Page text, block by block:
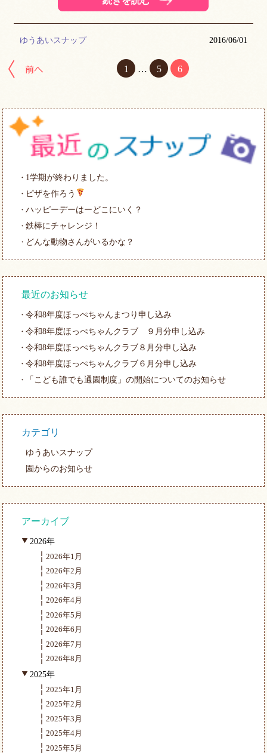
ゆうあいスナップ 2016/06/01
1 … 5 6
1学期が終わりました。
ピザを作ろう
ハッピーデーはーどこにいく？
鉄棒にチャレンジ！
どんな動物さんがいるかな？
最近のお知らせ
令和8年度ほっぺちゃんまつり申し込み
令和8年度ほっぺちゃんクラブ ９月分申し込み
令和8年度ほっぺちゃんクラブ８月分申し込み
令和8年度ほっぺちゃんクラブ６月分申し込み
「こども誰でも通園制度」の開始についてのお知らせ
カテゴリ
ゆうあいスナップ
園からのお知らせ
アーカイブ
2026年
2026年1月
2026年2月
2026年3月
2026年4月
2026年5月
2026年6月
2026年7月
2026年8月
2025年
2025年1月
2025年2月
2025年3月
2025年4月
2025年5月